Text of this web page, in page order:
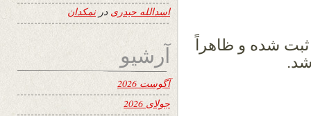
شده و ظاهراً
اسدالله حیدری درنمکدان
آرشیو
آگوست 2026
جولای 2026